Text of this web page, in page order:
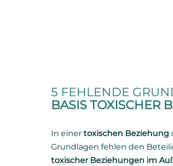
5 FEHLENDE
BASIS TOXISCHER
In einer toxischen Beziehung
Grundlagen fehlen den
toxischer Beziehungen im